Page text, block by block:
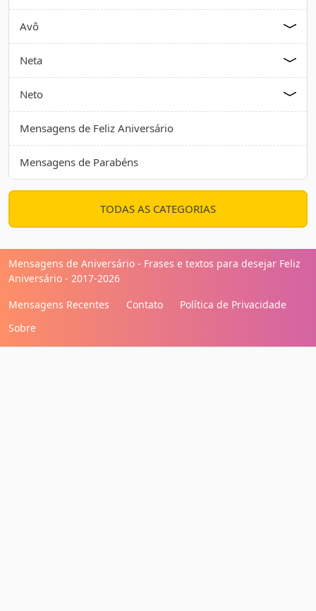
Avô
Neta
Neto
Mensagens de Feliz Aniversário
Mensagens de Parabéns
TODAS AS CATEGORIAS
Mensagens de Aniversário - Frases e textos para desejar Feliz
Aniversário - 2017-2026
Mensagens Recentes
Contato
Política de Privacidade
Sobre